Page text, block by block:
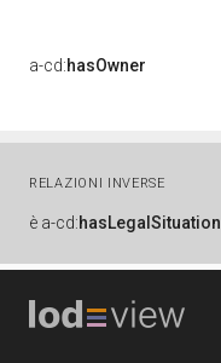
a-cd:hasOwner
RELAZIONI INVERSE
è a-cd:hasLegalSituation